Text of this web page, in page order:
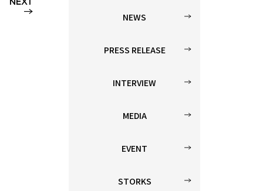
NEWS
PRESS RELEASE
INTERVIEW
MEDIA
EVENT
STORKS